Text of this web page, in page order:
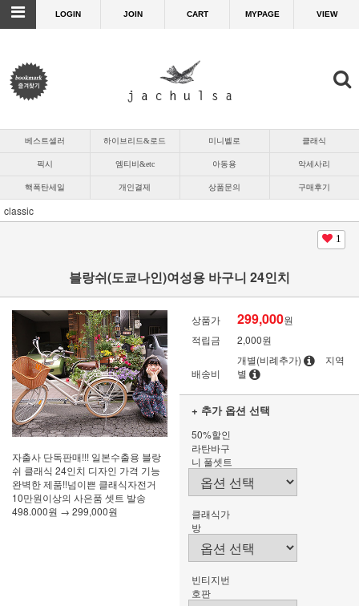
LOGIN JOIN CART MYPAGE VIEW
베스트셀러 하이브리드&로드 미니벨로 클래식
픽시 엠티비&etc 아동용 악세사리
핵폭탄세일 개인결제 상품문의 구매후기
classic
1
블랑쉬(도쿄나인)여성용 바구니 24인치
자출사 단독판매!!! 일본수출용 블랑
쉬 클래식 24인치 디자인 가격 기능
완벽한 제품!!넘이쁜 클래식자전거
10만원이상의 사은품 셋트 발송
498.000원 → 299,000원
상품가 299,000원
적립금
2,000원
배송비
개별(비례추가)
지역
별
+ 추가 옵션 선택
50%할인
라탄바구
니 풀셋트
클래식가
방
빈티지번
호판